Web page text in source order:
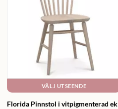
VÄLJ UTSEENDE
Florida Pinnstol i vitpigmenterad ek